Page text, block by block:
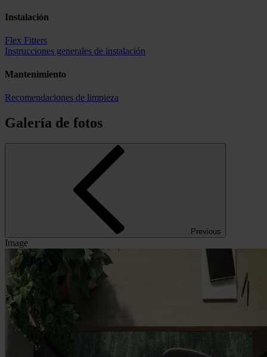
Instalación
Flex Fitters
Instrucciones generales de instalación
Mantenimiento
Recomendaciones de limpieza
Galería de fotos
Previous
Image